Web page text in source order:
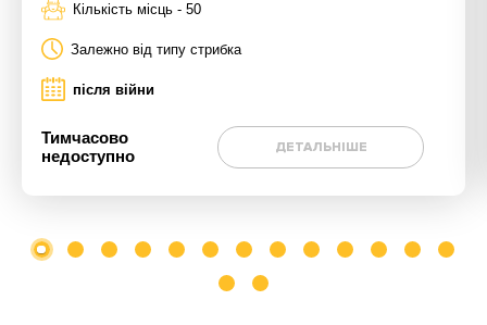
Кількість місць - 50
Залежно від типу стрибка
після війни
Тимчасово
недоступно
ДЕТАЛЬНІШЕ